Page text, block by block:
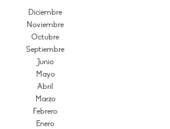
Diciembre
Noviembre
Octubre
Septiembre
Junio
Mayo
Abril
Marzo
Febrero
Enero